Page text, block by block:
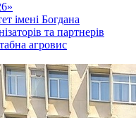
імені Богдана
та партнерів
агровис